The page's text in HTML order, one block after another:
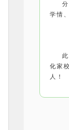
学情
化家
人！